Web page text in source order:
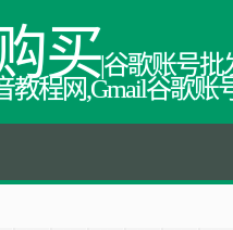
买|谷歌账号批
教程网,Gmail谷歌